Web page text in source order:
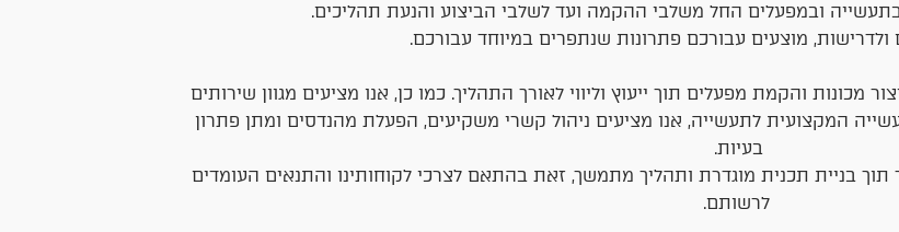
ובמפעלים החל משלבי ההקמה ועד לשלבי הביצוע והנעת תהליכים.
מוצעים עבורכם פתרונות שנתפרים במיוחד עבורכם.
מכונות והקמת מפעלים תוך ייעוץ וליווי לאורך התהליך. כמו כן, אנו מציעים מגוון שירותים
המקצועית לתעשייה, אנו מציעים ניהול קשרי משקיעים, הפעלת מהנדסים ומתן פתרון
בעיות.
תוך בניית תכנית מוגדרת ותהליך מתמשך, זאת בהתאם לצרכי לקוחותינו והתנאים העומדים
לרשותם.